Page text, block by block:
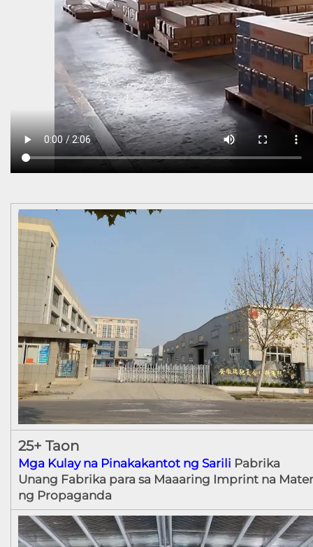
25+ Taon
Mga Kulay na Pinakakantot ng Sarili Pabrika
Unang Fabrika para sa Maaaring Imprint na
ng Propaganda